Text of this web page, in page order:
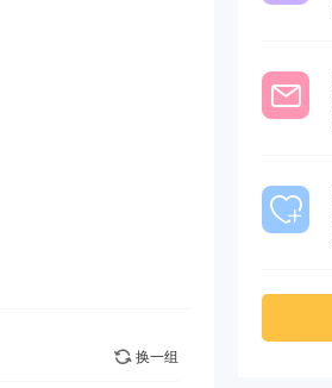
换一组